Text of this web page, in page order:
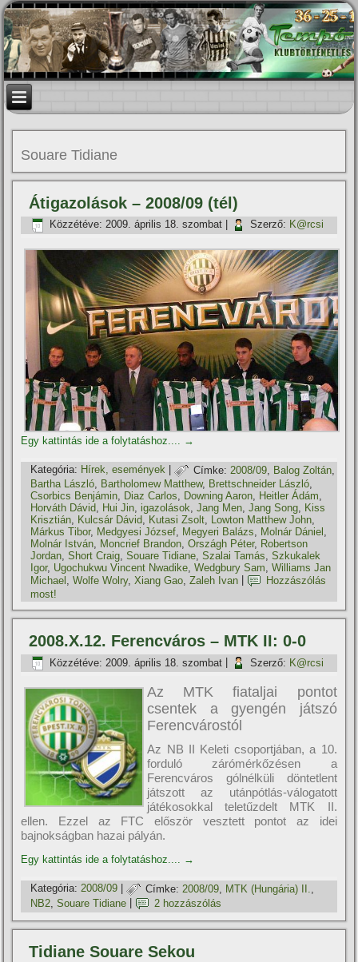
Souare Tidiane
Átigazolások – 2008/09 (tél)
Közzétéve: 2009. április 18. szombat Szerző: K@rcsi
Egy kattintás ide a folytatáshoz.... →
Kategória: Hí­rek, események | Címke: 2008/09 Balog Zoltán
Bartha László, Bartholomew Matthew, Brettschneider László,
Csorbics Benjámin, Diaz Carlos, Downing Aaron, Heitler Ádám,
Horváth Dávid, Hui Jin,igazolások,Jang Men,Jang Song, Kiss
Krisztián, Kulcsár Dávid, Kutasi Zsolt, Lowton Matthew John,
Márkus Tibor, Medgyesi József, Megyeri Balázs, Molnár Dániel ,
Molnár István, Moncrief Brandon,Országh Péter, Robertson
Jordan,Short Craig,Souare Tidiane,Szalai Tamás,Szkukalek
Igor, Ugochukwu Vincent Nwadike,Wedgbury Sam,Williams Jan
Michael
,Wolfe Wolry,Xiang Gao ,Zaleh Ivan
Hozzászólás
most!
2008.X.12. Ferencváros – MTK II: 0-0
Közzétéve: 2009. április 18. szombat Szerző: K@rcsi
Az MTK fiataljai pontot
csentek a gyengén játszó
Ferencvárostól
Az NB II Keleti csoportjában, a 10.
forduló zárómérkőzésen a
Ferencváros gólnélküli döntetlent
játszott az utánpótlás-válogatott
játékosokkal teletűzdelt MTK II.
ellen. Ezzel az FTC először vesztett pontot az idei
bajnokságban hazai pályán.
Egy kattintás ide a folytatáshoz.... →
Kategória: 2008/09 | Címke: 2008/09 MTK (Hungária) II.
NB2 ,Souare Tidiane 2 hozzászólás
Tidiane Souare Sekou